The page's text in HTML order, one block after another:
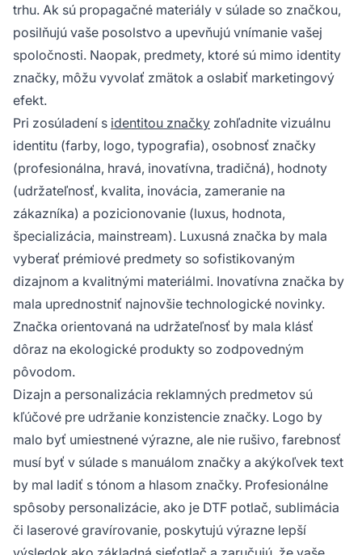
trhu. Ak sú propagačné materiály v súlade so značkou,
posilňujú vaše posolstvo a upevňujú vnímanie vašej
spoločnosti. Naopak, predmety, ktoré sú mimo identity
značky, môžu vyvolať zmätok a oslabiť marketingový
efekt.
Pri zosúladení s identitou značky zohľadnite vizuálnu
identitu (farby, logo, typografia), osobnosť značky
(profesionálna, hravá, inovatívna, tradičná), hodnoty
(udržateľnosť, kvalita, inovácia, zameranie na
zákazníka) a pozicionovanie (luxus, hodnota,
špecializácia, mainstream). Luxusná značka by mala
vyberať prémiové predmety so sofistikovaným
dizajnom a kvalitnými materiálmi. Inovatívna značka by
mala uprednostniť najnovšie technologické novinky.
Značka orientovaná na udržateľnosť by mala klásť
dôraz na ekologické produkty so zodpovedným
pôvodom.
Dizajn a personalizácia reklamných predmetov sú
kľúčové pre udržanie konzistencie značky. Logo by
malo byť umiestnené výrazne, ale nie rušivo, farebnosť
musí byť v súlade s manuálom značky a akýkoľvek text
by mal ladiť s tónom a hlasom značky. Profesionálne
spôsoby personalizácie, ako je DTF potlač, sublimácia
či laserové gravírovanie, poskytujú výrazne lepší